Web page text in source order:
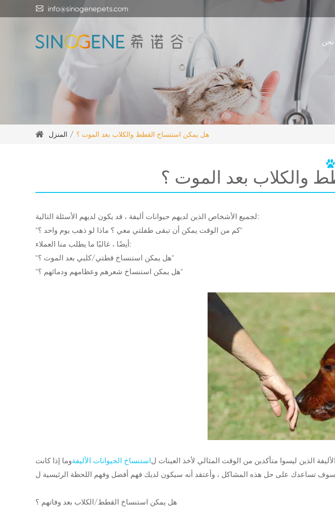
 info@sinogenepets.com
المنزل هل يمكن استنساخ القطط والكلاب بعد الموت ؟
والكلاب بعد الموت ؟
لجميع الأشخاص الذين لديهم حيوانات أليفة ، قد يكون لديهم الأسئلة التالية:
"كم من الوقت يمكن أن تبقى طفلتي معي ؟ ماذا لو ذهب يوم واحد ؟"
أيضًا ، غالبًا ما يطلب منا العملاء:
"هل يمكن استنساخ قطتي/كلبي بعد الموت ؟"
"هل يمكن استنساخ شعرهم وعظامهم ودمائهم ؟"
الذين ليسوا متأكدين من الوقت المثالي لأخذ العينات لاستنساخ الحيوانات الأليفةوما إذا كانت
سوف تساعدك على حل هذه المشاكل ، وأعتقد أنه سيكون لديك فهم أفضل وفهم اللحظة الرئيسية ل
هل يمكن استنساخ القطط/الكلاب بعد وفاتهم ؟